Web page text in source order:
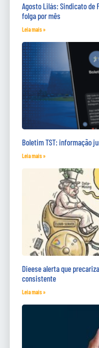
Agosto Lilás: Sindicato de
folga por mês
Leia mais »
Boletim TST: informação
Leia mais »
Dieese alerta que
consistente
Leia mais »